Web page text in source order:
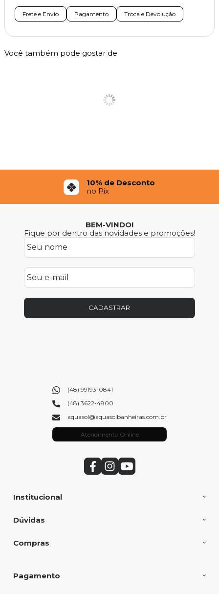
Frete e Envio Pagamento Troca e Devolução
Você também pode gostar de
10% de Desconto
no Pix
BEM-VINDO!
Fique por dentro das novidades e promoções!
CADASTRAR
Institucional
Dúvidas
Compras
(48) 99193-0841
(48) 3622-4800
aquasol@aquasolbanheiras.com.br
Atendimento Online
Pagamento